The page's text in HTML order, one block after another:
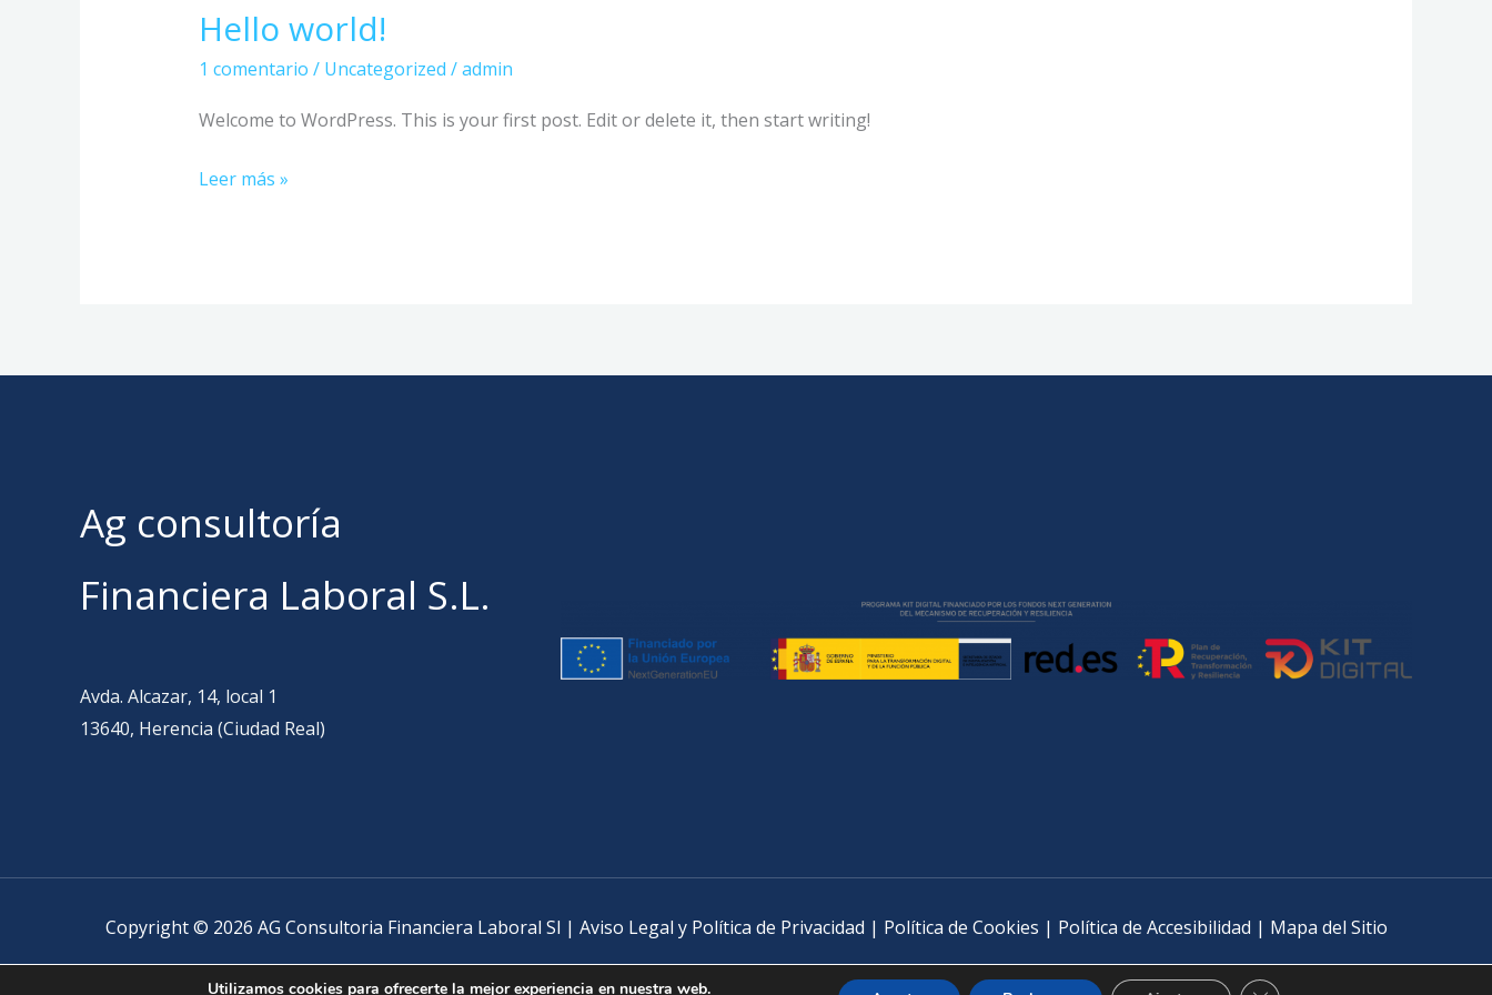
Hello world!
1 comentario / Uncategorized /admin
Welcome to WordPress. This is your first post. Edit or delete it, then start writing!
Hello
Leer más »
Ag consultoría
Financiera Laboral S.L.
Avda. Alcazar, 14, local 1
13640, Herencia (Ciudad Real)
Copyright © 2026 AG Consultoria Financiera Laboral Sl | Aviso Legal y Política de Privacidad | Política de Cookies | Política de Accesibilidad | Mapa del Sitio
Utilizamos cookies para ofrecerte la mejor experiencia en nuestra web.